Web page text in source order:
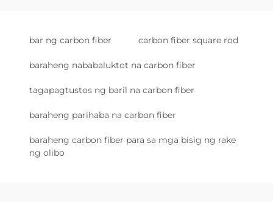
bar ng carbon fiber carbon fiber square rod
baraheng nababaluktot na carbon fiber
tagapagtustos ng baril na carbon fiber
baraheng parihaba na carbon fiber
baraheng carbon fiber para sa mga bisig ng rake
ng olibo